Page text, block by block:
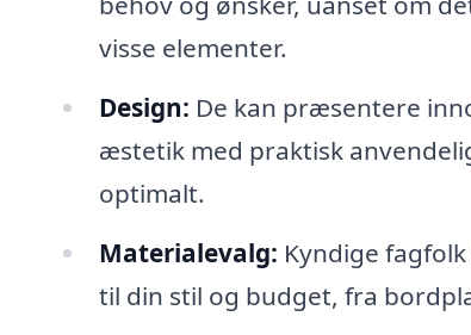
visse elementer.
Design: De kan præsentere
æstetik med praktisk
optimalt.
Materialevalg: Kyndige
til din stil og budget, fra